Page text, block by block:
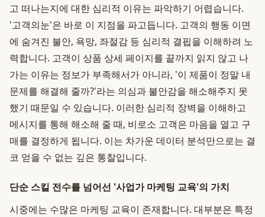
고 떠나는지에 대한 심리적 이유는 파악하기 어렵습니다.
'고객의눈'은 바로 이 지점을 파고듭니다. 고객의 행동 이면
에 숨겨진 불안, 욕망, 좌절감 등 심리적 결핍을 이해하려 노
력합니다. 고객이 상품 상세 페이지를 끝까지 읽지 않고 나
가는 이유는 정보가 부족해서가 아니라, '이 제품이 정말 내
문제를 해결해 줄까?'라는 의심과 불안감을 해소해주지 못
했기 때문일 수 있습니다. 이러한 심리적 장벽을 이해하고
메시지를 통해 해소해 줄 때, 비로소 고객은 마음을 열고 구
매를 결정하게 됩니다. 이는 차가운 데이터 분석만으로는 결
코 얻을 수 없는 깊은 통찰입니다.
단순 스킬 전수를 넘어선 '사업가 마케팅 교육'의 가치
시중에는 수많은 마케팅 교육이 존재합니다. 대부분은 특정